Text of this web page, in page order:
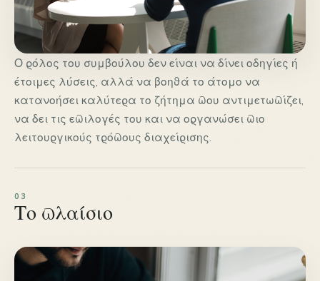
Ο ρόλος του συμβούλου δεν είναι να δίνει οδηγίες ή
έτοιμες λύσεις, αλλά να βοηθά το άτομο να
κατανοήσει καλύτερα το ζήτημα που αντιμετωπίζει,
να δει τις επιλογές του και να οργανώσει πιο
λειτουργικούς τρόπους διαχείρισης.
Το πλαίσιο